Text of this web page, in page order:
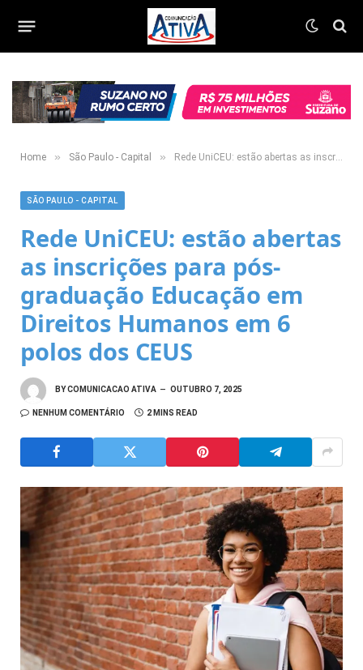
Home » São Paulo - Capital » Rede UniCEU: estão abertas as inscrições para pós-graduação Educação em Direitos Humanos em 6 polos dos CEUS
SÃO PAULO - CAPITAL
Rede UniCEU: estão abertas
as inscrições para pós-
graduação Educação em
Direitos Humanos em 6
polos dos CEUS
BYCOMUNICACAO ATIVA OUTUBRO 7, 2025
NENHUM COMENTÁRIO 2 MINS READ